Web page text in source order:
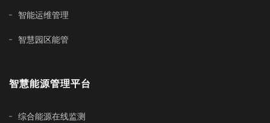
智能运维管理
智慧园区能管
智慧能源管理平台
综合能源在线监测